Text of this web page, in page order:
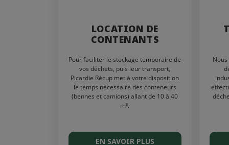
LOCATION DE
CONTENANTS
Pour faciliter le stockage temporaire de
vos déchets, puis leur transport,
Picardie Récup met à votre disposition
le temps nécessaire des conteneurs
(bennes et camions) allant de 10 à 40
m³.
EN SAVOIR PLUS